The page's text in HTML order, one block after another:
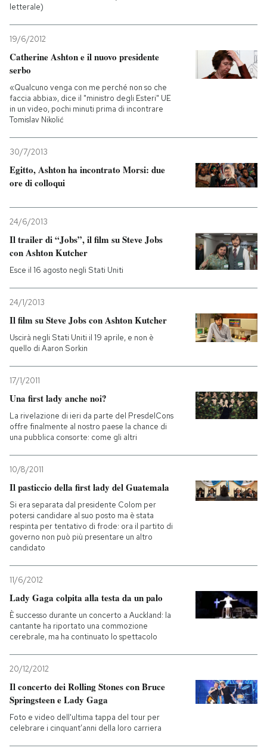
letterale)
19/6/2012
Catherine Ashton e il nuovo presidente
serbo
«Qualcuno venga con me perché non so che
faccia abbia», dice il "ministro degli Esteri" UE
in un video, pochi minuti prima di incontrare
Tomislav Nikolić
30/7/2013
Egitto, Ashton ha incontrato Morsi: due
ore di colloqui
24/6/2013
Il trailer di “Jobs”, il film su Steve Jobs
con Ashton Kutcher
Esce il 16 agosto negli Stati Uniti
24/1/2013
Il film su Steve Jobs con Ashton Kutcher
Uscirà negli Stati Uniti il 19 aprile, e non è
quello di Aaron Sorkin
17/1/2011
Una first lady anche noi?
La rivelazione di ieri da parte del PresdelCons
offre finalmente al nostro paese la chance di
una pubblica consorte: come gli altri
10/8/2011
Il pasticcio della first lady del Guatemala
Si era separata dal presidente Colom per
potersi candidare al suo posto ma è stata
respinta per tentativo di frode: ora il partito di
governo non può più presentare un altro
candidato
11/6/2012
Lady Gaga colpita alla testa da un palo
È successo durante un concerto a Auckland: la
cantante ha riportato una commozione
cerebrale, ma ha continuato lo spettacolo
20/12/2012
Il concerto dei Rolling Stones con Bruce
Springsteen e Lady Gaga
Foto e video dell'ultima tappa del tour per
celebrare i cinquant’anni della loro carriera